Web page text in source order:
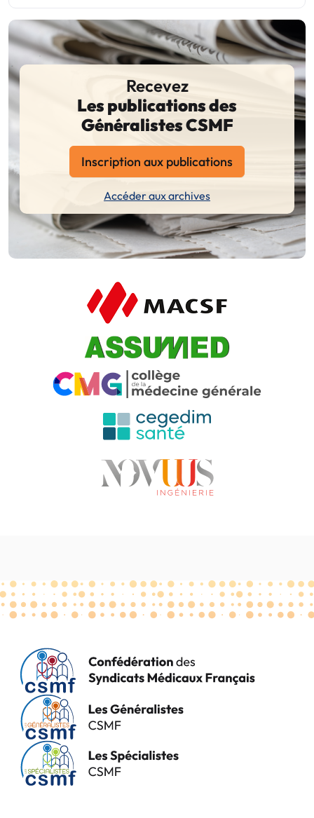
Recevez
Les publications des
Généralistes CSMF
Inscription aux publications
Accéder aux archives